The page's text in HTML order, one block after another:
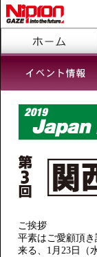
ご挨拶
平素はご愛顧頂き
来る、1月23日（